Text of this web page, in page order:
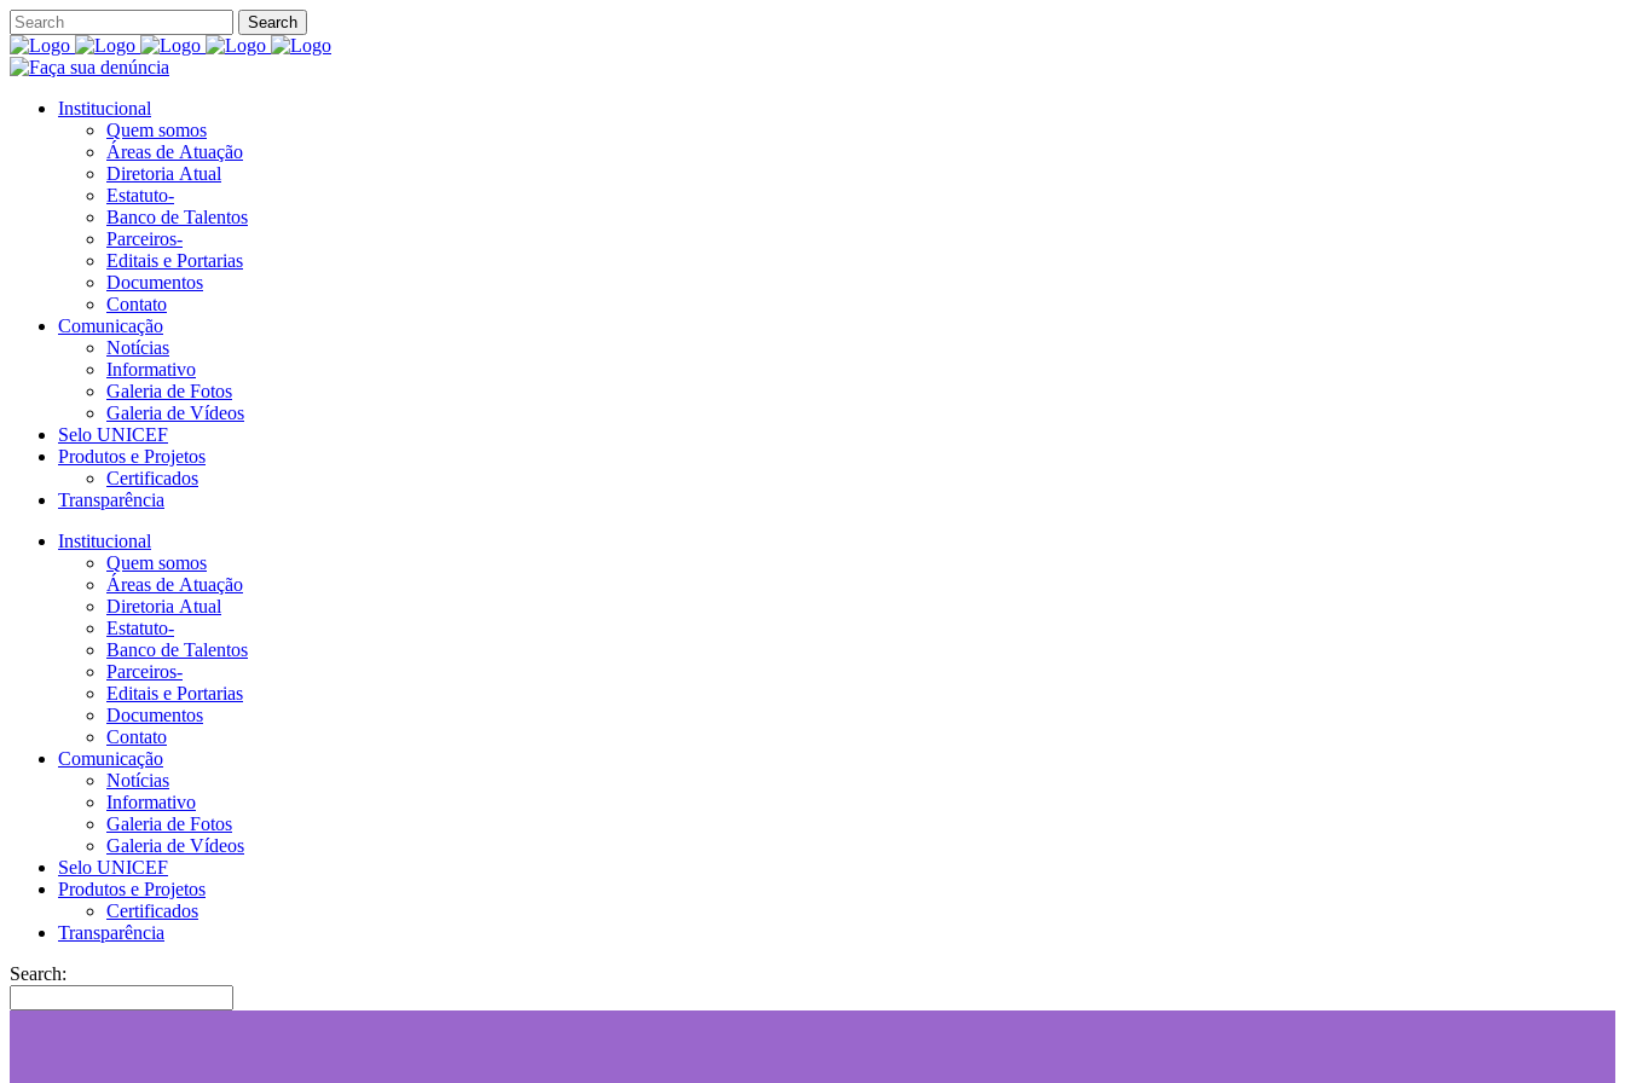
Institucional
Quem somos
Áreas de Atuação
Diretoria Atual
Estatuto-
Banco de Talentos
Parceiros-
Editais e Portarias
Documentos
Contato
Comunicação
Notícias
Informativo
Galeria de Fotos
Galeria de Vídeos
Selo UNICEF
Produtos e Projetos
Certificados
Transparência
Institucional
Quem somos
Áreas de Atuação
Diretoria Atual
Estatuto-
Banco de Talentos
Parceiros-
Editais e Portarias
Documentos
Contato
Comunicação
Notícias
Informativo
Galeria de Fotos
Galeria de Vídeos
Selo UNICEF
Produtos e Projetos
Certificados
Transparência
Search: